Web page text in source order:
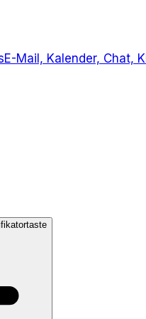
E-Mail, Kalender, Chat, KI